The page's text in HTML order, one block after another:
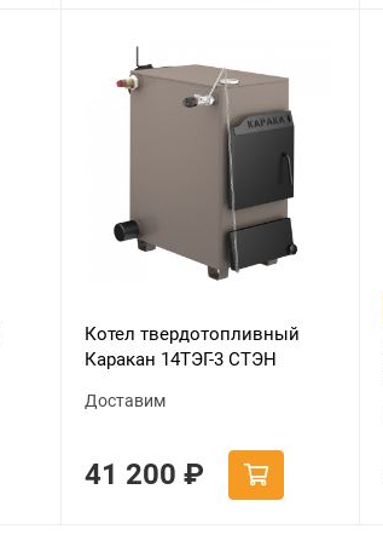
Котел твердотопливный
Каракан 14ТЭГ-3 СТЭН
Доставим
41 200 ₽